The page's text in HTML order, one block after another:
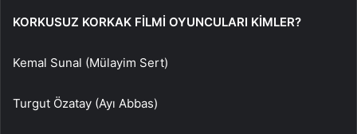
KORKUSUZ KORKAK FİLMİ OYUNCULARI KİMLER?
Kemal Sunal (Mülayim Sert)
Turgut Özatay (Ayı Abbas)